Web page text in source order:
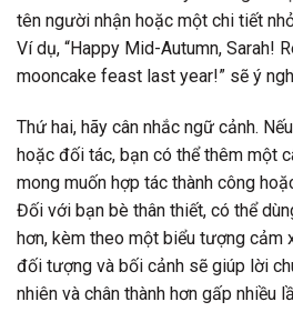
tên người nhận hoặc một chi tiết
Ví dụ, “Happy Mid-Autumn, Sarah!
mooncake feast last year!” sẽ ý
Thứ hai, hãy cân nhắc ngữ cảnh.
hoặc đối tác, bạn có thể thêm một
mong muốn hợp tác thành công
Đối với bạn bè thân thiết, có thể
hơn, kèm theo một biểu tượng cảm
đối tượng và bối cảnh sẽ giúp lời
nhiên và chân thành hơn gấp nhiều